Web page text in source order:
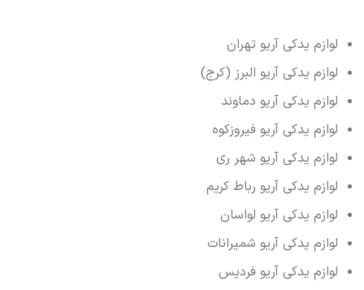
لوازم یدکی آریو تهران
لوازم یدکی آریو البرز (کرج)
لوازم یدکی آریو دماوند
لوازم یدکی آریو فیروزکوه
لوازم یدکی آریو شهر ری
لوازم یدکی آریو رباط کریم
لوازم یدکی آریو لواسان
لوازم یدکی آریو شمیرانات
لوازم یدکی آریو فردیس